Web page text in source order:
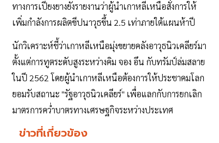
ทางการเปียงยางยังรายงานว่าผู้นำเกาหลีเหนือสั่งการให้
เพิ่มกำลังการผลิตขีปนาวุธขึ้น 2.5 เท่าภายใต้แผนห้าปี
นักวิเคราะห์ชี้ว่าเกาหลีเหนือมุ่งขยายคลังอาวุธนิวเคลียร์มา
ตั้งแต่การทูตระดับสูงระหว่างคิม จอง อึน กับทรัมป์ล่มสลาย
ในปี 2562 โดยผู้นำเกาหลีเหนือต้องการให้ประชาคมโลก
ยอมรับสถานะ "รัฐอาวุธนิวเคลียร์" เพื่อแลกกับการยกเลิก
มาตรการคว่ำบาตรทางเศรษฐกิจระหว่างประเทศ
ข่าวที่เกี่ยวข้อง